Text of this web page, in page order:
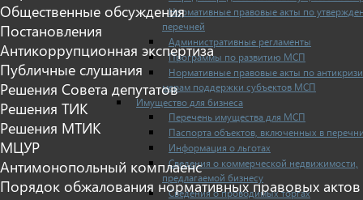
Нормативные правовые акты по
перечней
Административные регламенты
Программы по развитию МСП
Нормативные правовые акты по
мерам поддержки субъектов МСП
Имущество для бизнеса
Перечень имущества для МСП
Паспорта объектов, включенных в
Информация о льготах
Сведения о коммерческой недвижимости,
предлагаемой бизнесу
Сведения о проводимых торгах
Общественные обсуждения
Постановления
Антикоррупционная экспертиза
Публичные слушания
Решения Совета депутатов
Решения ТИК
Решения МТИК
МЦУР
Антимонопольный комплаенс
Порядок обжалования нормативных правовых актов